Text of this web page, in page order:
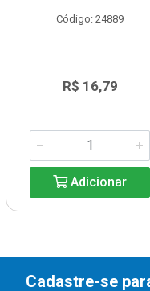
Código: 24889
R$ 16,79
Adicionar
Cadastre-se